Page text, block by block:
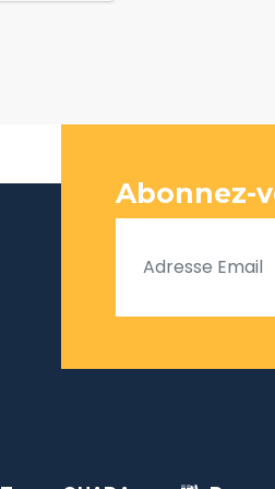
Abonnez-